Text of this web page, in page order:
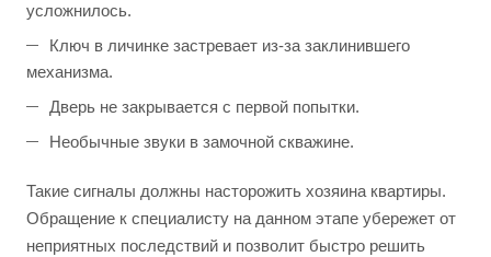
усложнилось.
Ключ в личинке застревает из-за заклинившего
механизма.
Дверь не закрывается с первой попытки.
Необычные звуки в замочной скважине.
Такие сигналы должны насторожить хозяина квартиры.
Обращение к специалисту на данном этапе убережет от
неприятных последствий и позволит быстро решить